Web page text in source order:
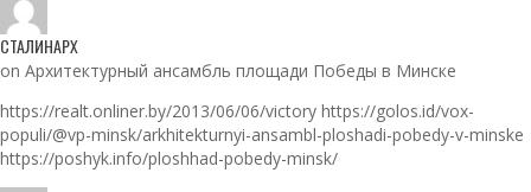
СТАЛИНАРХ
on Архитектурный ансамбль площади Победы в Минске
https://realt.onliner.by/2013/06/06/victory https://golos.id/vox-
populi/@vp-minsk/arkhitekturnyi-ansambl-ploshadi-pobedy-v-minske
https://poshyk.info/ploshhad-pobedy-minsk/